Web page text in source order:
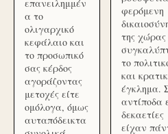
επανειλημμέν
α το
ολιγαρχικό
κεφάλαιο και
το προσωπικό
σας κέρδος
αγοράζοντας
μετοχές είτε
ομόλογα, όμως
αυταπόδεικτα
φερόμενη
της
το
και
έγκλημα.
αντίποδα
δεκαετίες
είχαν